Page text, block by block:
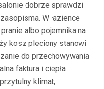
dobrze sprawdzi
W łazience
albo pojemnika na
kosz pleciony stanowi
do przechowywania
faktura i ciepła
klimat,